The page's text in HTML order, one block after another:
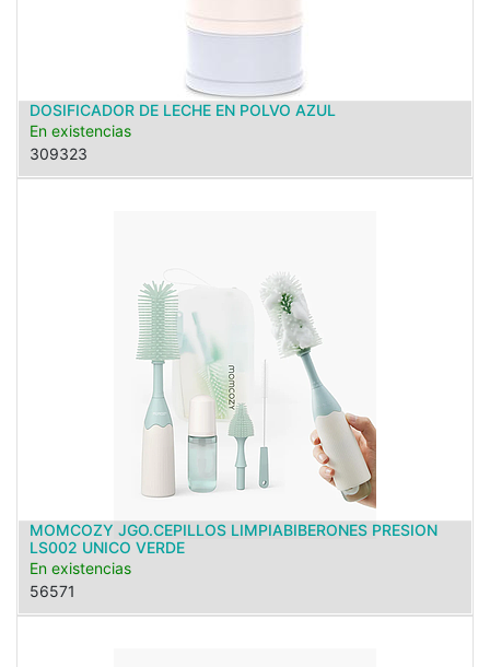
DOSIFICADOR DE LECHE EN POLVO AZUL
En existencias
309323
MOMCOZY JGO.CEPILLOS LIMPIABIBERONES PRESION
LS002 UNICO VERDE
En existencias
56571